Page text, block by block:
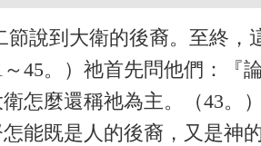
節說到大衛的後裔。至終，
45。）祂首先問他們：『
怎麼還稱祂為主。（43。
能既是人的後裔，又是神